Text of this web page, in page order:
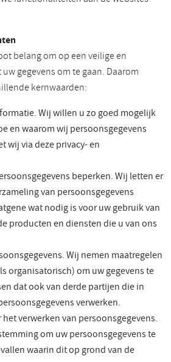
belang om op een veilige en
gegevens om te gaan. Daarom
kernwaarden:
Wij willen u zo goed mogelijk
en waarom wij persoonsgegevens
wij via deze privacy- en
beperken. Wij letten er
van persoonsgegevens
wat nodig is voor uw gebruik van
producten en diensten die u van ons
Wij nemen maatregelen
organisatorisch) om uw gegevens te
dat ook van derde partijen die in
verwerken.
verwerken van persoonsgegevens.
om uw persoonsgegevens te
waarin dit op grond van de